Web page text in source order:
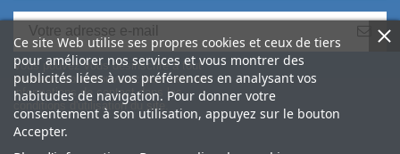
Ce site Web utilise ses propres cookies et ceux de tiers
pour améliorer nos services et vous montrer des
publicités liées à vos préférences en analysant vos
habitudes de navigation. Pour donner votre
consentement à son utilisation, appuyez sur le bouton
Accepter.
Vous pouvez vous désinscrire à tout
moment. Vous trouverez pour cela nos
informations de contact dans les
conditions d'utilisation du site.